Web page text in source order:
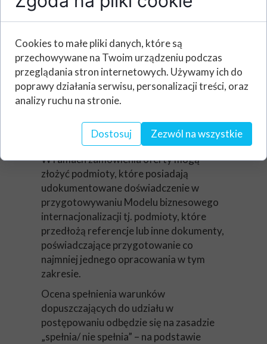
wybranego Wykonawcę) na etapie
Jednak termin zakończenia realizacji
usługi zostanie ustalony tak, by
Zamawiający mógł złożyć wniosek o
dofinansowanie w ramach naboru
prowadzonego do 22.12.2021.
Wiedza i doświadczenie:
W ramach zamówienia oferty mogą
złożyć podmioty, które posiadają
udokumentowane doświadczenie w
przygotowywaniu Modelu biznesowego
internacjonalizacji tj. podmioty, które
przedłożą referencje lub inne dokumenty,
poświadczające przygotowanie co
najmniej jednego opracowania w tym
zakresie.
Ocena spełnienia warunków
dopuszczających do udziału w
postępowaniu odbędzie się na zasadzie
„spełnia/ nie spełnia” – na podstawie
Cookies to małe pliki danych, które są
przechowywane na Twoim urządzeniu podczas
przeglądania stron internetowych. Używamy ich do
poprawy działania serwisu, personalizacji treści, oraz
analizy ruchu na stronie.
Dostosuj Zezwól na wszystkie